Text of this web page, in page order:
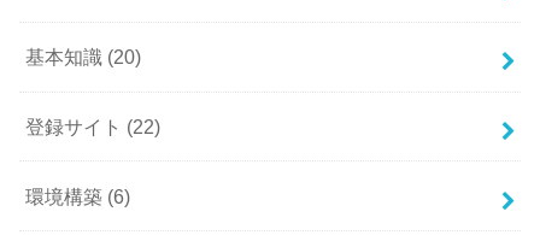
基本知識 (20)
登録サイト (22)
環境構築 (6)